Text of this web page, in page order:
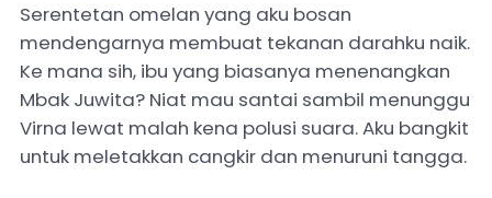
Serentetan omelan yang aku bosan
mendengarnya membuat tekanan darahku naik.
Ke mana sih, ibu yang biasanya menenangkan
Mbak Juwita? Niat mau santai sambil menunggu
Virna lewat malah kena polusi suara. Aku bangkit
untuk meletakkan cangkir dan menuruni tangga.